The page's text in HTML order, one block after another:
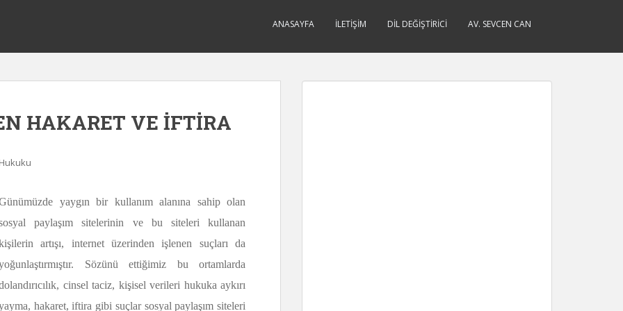
ANASAYFA İLETIŞIM DIL DEĞIŞTIRICI AV. SEVCEN CAN
HAKARET VE İFTİRA
yaygın bir kullanım alanına sahip olan
paylaşım sitelerinin ve bu siteleri kullanan
artışı, internet üzerinden işlenen suçları da
Sözünü ettiğimiz bu ortamlarda
cinsel taciz, kişisel verileri hukuka aykırı
hakaret, iftira gibi suçlar sosyal paylaşım siteleri